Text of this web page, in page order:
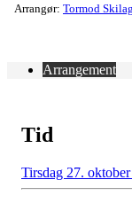
Arrangør: Tormod
Arrangement
Tid
Tirsdag 27.